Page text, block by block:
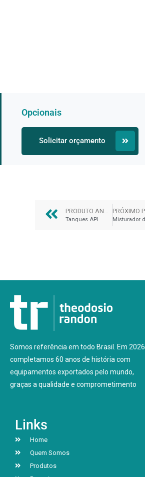
Opcionais
Solicitar orçamento
PRODUTO ANTERIOR
Tanques API
Somos referência em todo Brasil. Em 2026
completamos 60 anos de história com
equipamentos exportados pelo mundo,
graças a qualidade e comprometimento
Links
Home
Quem Somos
Produtos